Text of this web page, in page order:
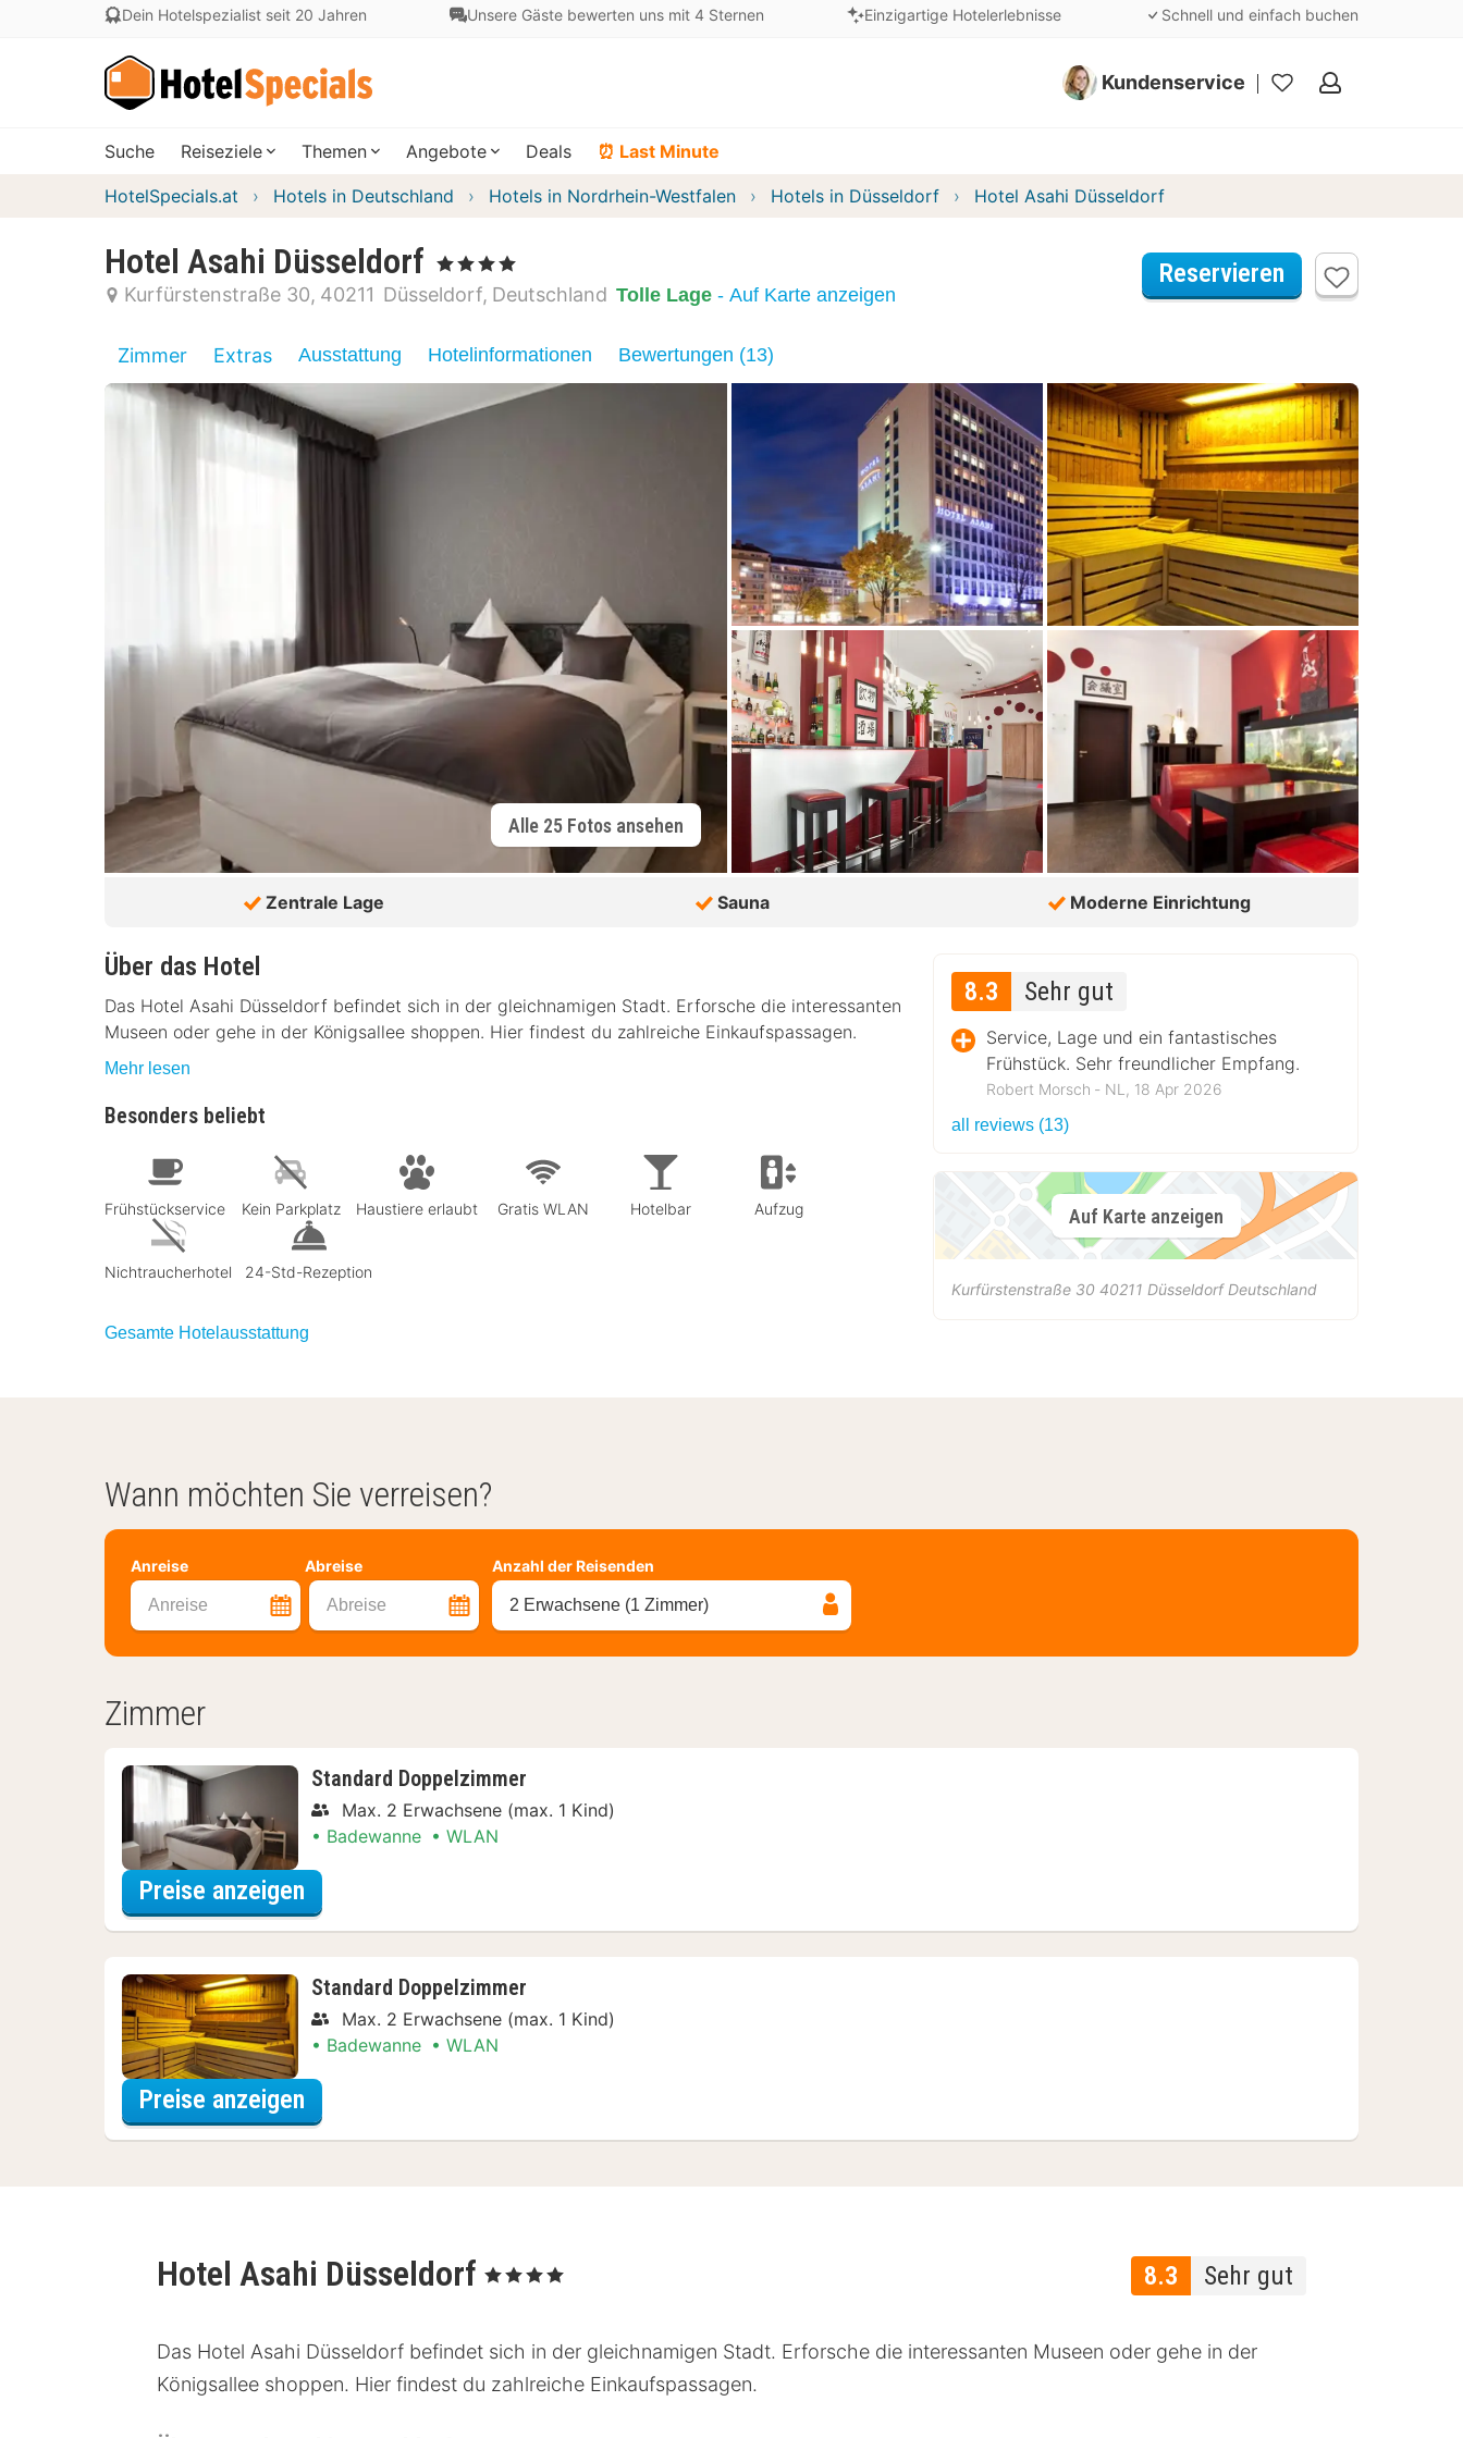
Dein Hotelspezialist seit 20 Jahren Unsere Gäste bewerten uns mit 4 Sternen Einzigartige Hotelerlebnisse Schnell und einfach buchen
Kundenservice
Meine
Suche Reiseziele Themen Angebote Deals ⏰ Last Minute
HotelSpecials.at Hotels in Deutschland Hotels in Nordrhein-Westfalen Hotels in Düsseldorf Hotel Asahi Düsseldorf
Hotel Asahi Düsseldorf , 4 Sterne
Kurfürstenstraße 30 40211 Düsseldorf Deutschland Tolle Lage - Auf Karte anzeigen
Reservieren
Zimmer Extras Ausstattung Hotelinformationen Bewertungen (13)
Alle 25 Fotos ansehen
Zentrale Lage Sauna Moderne Einrichtung
Über das Hotel
Das Hotel Asahi Düsseldorf befindet sich in der gleichnamigen Stadt. Erforsche die interessanten
Museen oder gehe in der Königsallee shoppen. Hier findest du zahlreiche Einkaufspassagen.
Mehr lesen
Besonders beliebt
Frühstückservice Kein Parkplatz Haustiere erlaubt Gratis WLAN Hotelbar Aufzug
Nichtraucherhotel 24-Std-Rezeption
Gesamte Hotelausstattung
8.3 Sehr gut
Service, Lage und ein fantastisches
Frühstück. Sehr freundlicher Empfang.
Robert Morsch ‐ NL, 18 Apr 2026
all reviews (13)
Auf Karte anzeigen
Kurfürstenstraße 30 40211 Düsseldorf Deutschland
Wann möchten Sie verreisen?
Anreise Abreise
Anreise Abreise
Anzahl der Reisenden
2 Erwachsene (1 Zimmer)
Zimmer
Standard Doppelzimmer
Max. 2 Erwachsene (max. 1 Kind)
Badewanne
WLAN
Preise anzeigen
Standard Doppelzimmer
Max. 2 Erwachsene (max. 1 Kind)
Badewanne
WLAN
Preise anzeigen
8.3 Sehr gut
Hotel Asahi Düsseldorf , 4 Sterne
Das Hotel Asahi Düsseldorf befindet sich in der gleichnamigen Stadt. Erforsche die interessanten Museen oder gehe in der
Königsallee shoppen. Hier findest du zahlreiche Einkaufspassagen.